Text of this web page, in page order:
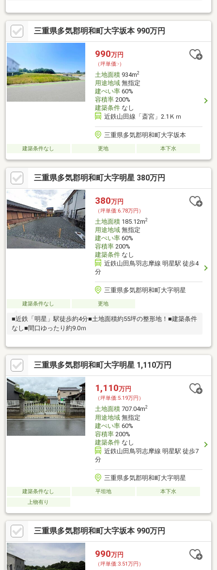
三重県多気郡明和町大字坂本 990万円
990万円
（坪単価:-）
土地面積934m2
用途地域無指定
建ぺい率60%
容積率200%
建築条件なし
近鉄山田線「斎宮」2.1Ｋｍ
三重県多気郡明和町大字坂本
建築条件なし 更地 本下水
三重県多気郡明和町大字明星 380万円
380万円
（坪単価:6.78万円）
土地面積185.12m2
用途地域無指定
建ぺい率60%
容積率200%
建築条件なし
近鉄山田鳥羽志摩線 明星駅 徒歩4
分
三重県多気郡明和町大字明星
建築条件なし 更地
■近鉄「明星」駅徒歩約4分■土地面積約55坪の整形地！■建築条件
なし■間口ゆったり約9.0ｍ
三重県多気郡明和町大字明星 1,110万円
1,110万円
（坪単価:5.19万円）
土地面積707.04m2
用途地域無指定
建ぺい率60%
容積率200%
建築条件なし
近鉄山田鳥羽志摩線 明星駅 徒歩7
分
三重県多気郡明和町大字明星
建築条件なし 平坦地
本下水
上物有り
三重県多気郡明和町大字坂本 990万円
990万円
（坪単価:3.51万円）